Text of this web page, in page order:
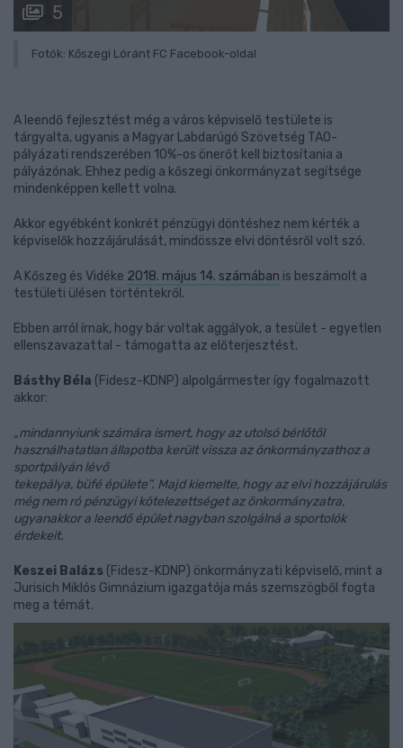
5
Fotók: Kőszegi Lóránt FC Facebook-oldal
A leendő fejlesztést még a város képviselő testülete is
tárgyalta, ugyanis a Magyar Labdarúgó Szövetség TAO-
pályázati rendszerében 10%-os önerőt kell biztosítania a
pályázónak. Ehhez pedig a kőszegi önkormányzat segítsége
mindenképpen kellett volna.
Akkor egyébként konkrét pénzügyi döntéshez nem kérték a
képviselők hozzájárulását, mindössze elvi döntésről volt szó.
A Kőszeg és Vidéke 2018. május 14. számában is beszámolt a
testületi ülésen történtekről.
Ebben arról írnak, hogy bár voltak aggályok, a tesület - egyetlen
ellenszavazattal - támogatta az előterjesztést.
Básthy Béla (Fidesz-KDNP) alpolgármester így fogalmazott
akkor:
„mindannyiunk számára ismert, hogy az utolsó bérlőtől
használhatatlan állapotba került vissza az önkormányzathoz a
sportpályán lévő
tekepálya, büfé épülete”. Majd kiemelte, hogy az elvi hozzájárulás
még nem ró pénzügyi kötelezettséget az önkormányzatra,
ugyanakkor a leendő épület nagyban szolgálná a sportolók
érdekeit.
Keszei Balázs (Fidesz-KDNP) önkormányzati képviselő, mint a
Jurisich Miklós Gimnázium igazgatója más szemszögből fogta
meg a témát.